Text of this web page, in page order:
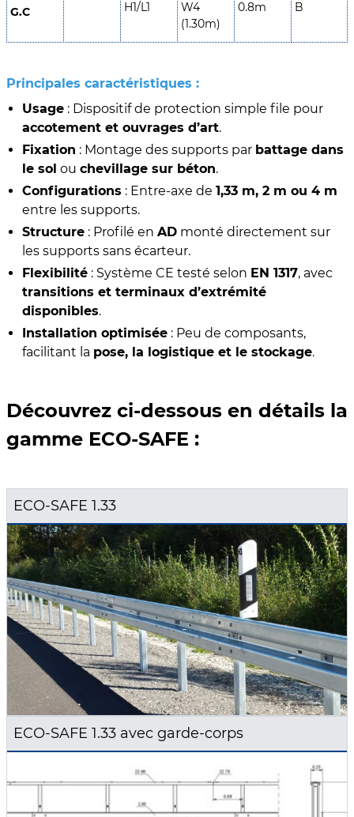
G.C
H1/L1
W4
(1.30m)
0.8m
B
Principales caractéristiques :
Usage : Dispositif de protection simple file pour
accotement et ouvrages d’art.
Fixation : Montage des supports par battage dans
le sol ou chevillage sur béton.
Configurations : Entre-axe de 1,33 m, 2 m ou 4 m
entre les supports.
Structure : Profilé en AD monté directement sur
les supports sans écarteur.
Flexibilité : Système CE testé selon EN 1317, avec
transitions et terminaux d’extrémité
disponibles.
Installation optimisée : Peu de composants,
facilitant la pose, la logistique et le stockage.
Découvrez ci-dessous en détails la
gamme ECO-SAFE :
ECO-SAFE 1.33
ECO-SAFE 1.33 avec garde-corps